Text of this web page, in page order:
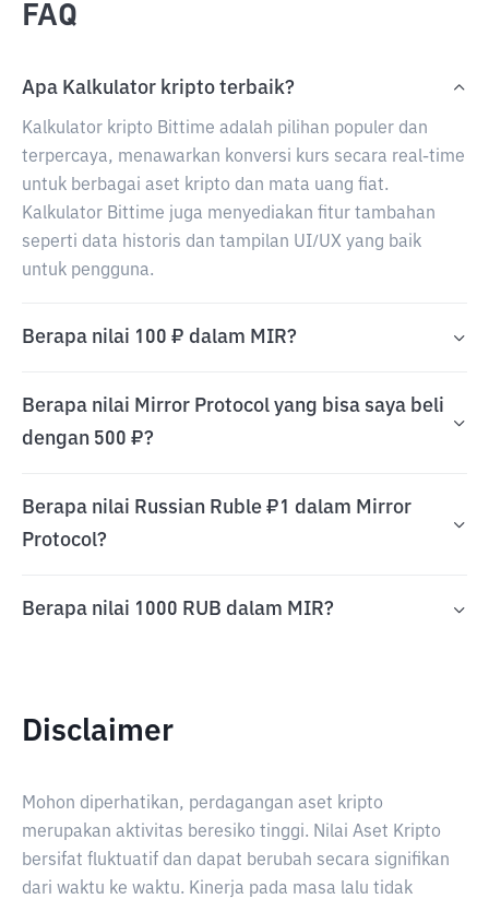
FAQ
Apa Kalkulator kripto terbaik?
Kalkulator kripto Bittime adalah pilihan populer dan
terpercaya, menawarkan konversi kurs secara real-time
untuk berbagai aset kripto dan mata uang fiat.
Kalkulator Bittime juga menyediakan fitur tambahan
seperti data historis dan tampilan UI/UX yang baik
untuk pengguna.
Berapa nilai 100 ₽ dalam MIR?
Berapa nilai Mirror Protocol yang bisa saya beli
dengan 500 ₽?
Berapa nilai Russian Ruble ₽1 dalam Mirror
Protocol?
Berapa nilai 1000 RUB dalam MIR?
Disclaimer
Mohon diperhatikan, perdagangan aset kripto
merupakan aktivitas beresiko tinggi. Nilai Aset Kripto
bersifat fluktuatif dan dapat berubah secara signifikan
dari waktu ke waktu. Kinerja pada masa lalu tidak